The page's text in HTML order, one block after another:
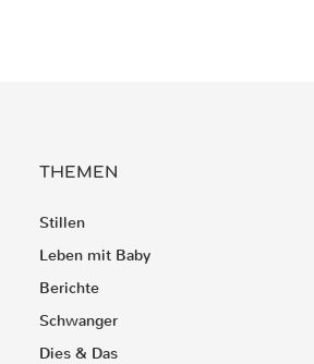
THEMEN
Stillen
Leben mit Baby
Berichte
Schwanger
Dies & Das